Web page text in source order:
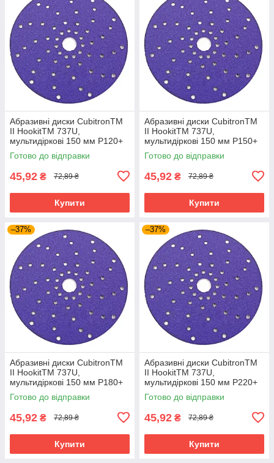
Абразивні диски CubitronTM
II HookitTM 737U,
мультидіркові 150 мм P120+
Готово до відправки
45,92 ₴ 72,89 ₴
Купити
Абразивні диски CubitronTM
II HookitTM 737U,
мультидіркові 150 мм P150+
Готово до відправки
45,92 ₴ 72,89 ₴
Купити
–37%
Абразивні диски CubitronTM
II HookitTM 737U,
мультидіркові 150 мм P180+
Готово до відправки
45,92 ₴ 72,89 ₴
Купити
–37%
Абразивні диски CubitronTM
II HookitTM 737U,
мультидіркові 150 мм P220+
Готово до відправки
45,92 ₴ 72,89 ₴
Купити